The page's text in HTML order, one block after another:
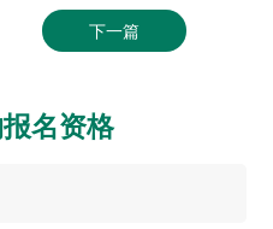
下一篇
名资格